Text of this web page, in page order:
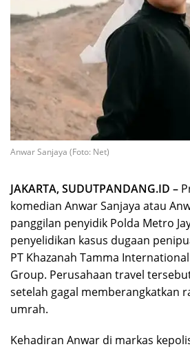
Anwar Sanjaya (Foto: Net)
JAKARTA, SUDUTPANDANG.ID –
komedian Anwar Sanjaya atau
panggilan penyidik Polda Metro
penyelidikan kasus dugaan
PT Khazanah Tamma
Group. Perusahaan travel
setelah gagal memberangkatkan
umrah.
Kehadiran Anwar di markas